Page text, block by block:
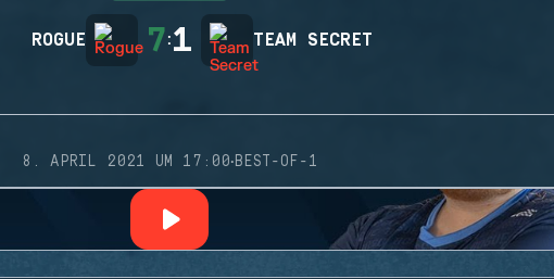
ROGUE 7:1 TEAM SECRET
8. APRIL 2021 UM 17:00·BEST-OF-1